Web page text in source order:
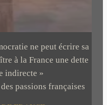
ne peut écrire sa
à la France une dette
indirecte »
passions françaises